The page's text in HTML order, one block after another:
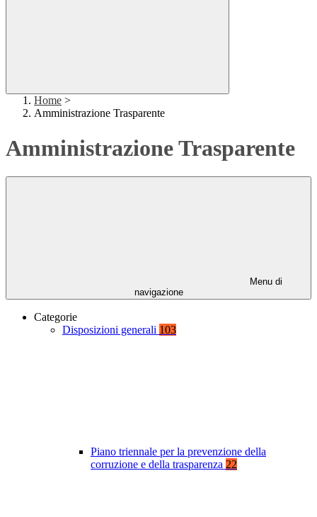
Home >
Amministrazione Trasparente
Amministrazione Trasparente
Menu di
navigazione
Categorie
Disposizioni generali 103
Piano triennale per la prevenzione della
corruzione e della trasparenza 22